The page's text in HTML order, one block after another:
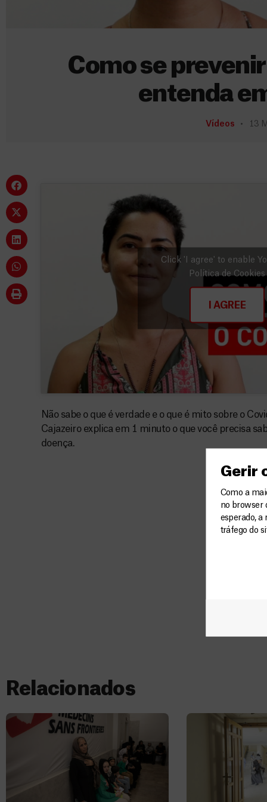
Gerir
Como a
no browser
esperado,
tráfego do
Como se
entenda
Vídeos 13
Click 'I agree' to enable
Política de Cookies
I AGREE
Não sabe o que é verdade e o que é mito sobre o
Cajazeiro explica em 1 minuto o que você precisa
doença.
Relacionados